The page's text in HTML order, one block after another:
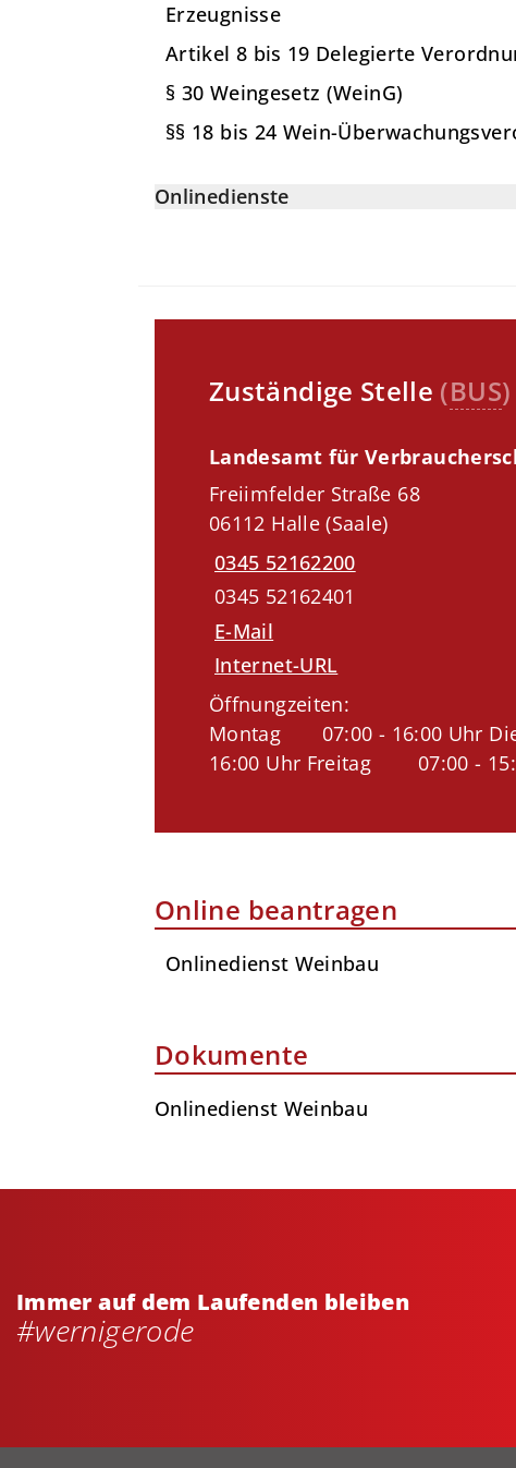
Erzeugnisse
Artikel 8 bis 19 Delegierte
§ 30 Weingesetz (WeinG)
§§ 18 bis 24 Wein-
Onlinedienste
Zuständige Stelle (BUS)
Landesamt für
Freiimfelder Straße 68
06112 Halle (Saale)
0345 52162200
0345 52162401
E-Mail
Internet-URL
Öffnungzeiten:
Montag 07:00 - 16:00 Uhr
16:00 Uhr Freitag 07:00 -
Online beantragen
Onlinedienst Weinbau
Dokumente
Onlinedienst Weinbau
Immer auf dem Laufenden bleiben
#wernigerode